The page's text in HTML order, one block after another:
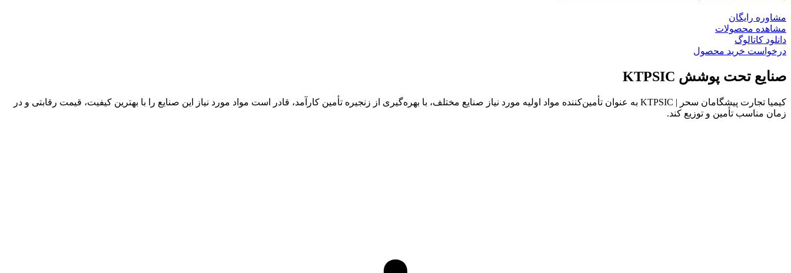
مشاوره رایگان
مشاهده محصولات
دانلود کاتالوگ
درخواست خرید محصول
صنایع تحت پوشش KTPSIC
کیمیا تجارت پیشگامان سحر | KTPSIC به عنوان تأمین‌کننده مواد اولیه مورد نیاز صنایع مختلف، با بهره‌گیری از زنجیره تأمین کارآمد، قادر است مواد مورد نیاز این صنایع را با بهترین کیفیت، قیمت رقابتی و در
زمان مناسب تأمین و توزیع کند.